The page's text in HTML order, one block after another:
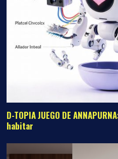
D-TOPIA JUEGO DE
habitar